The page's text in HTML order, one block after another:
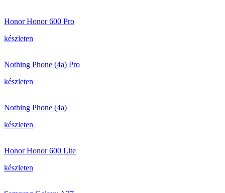
Honor Honor 600 Pro
készleten
Nothing Phone (4a) Pro
készleten
Nothing Phone (4a)
készleten
Honor Honor 600 Lite
készleten